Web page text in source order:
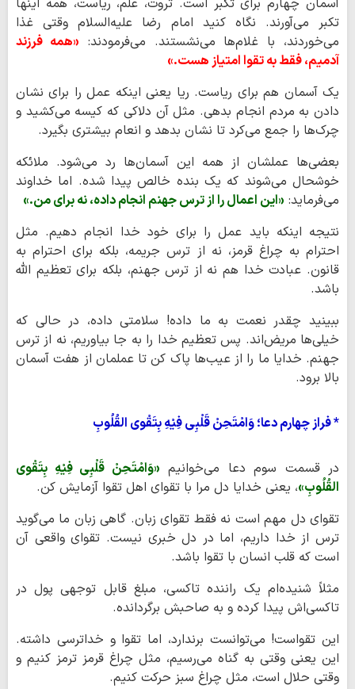
آسمان چهارم برای تکبر است. ثروت، علم، ریاست، همه اینها
تکبر می‌آورند. نگاه کنید امام رضا علیه‌السلام وقتی غذا
می‌خوردند، با غلام‌ها می‌نشستند. می‌فرمودند: «همه فرزند
آدمیم، فقط به تقوا امتیاز هست.»
یک آسمان هم برای ریاست. ریا یعنی اینکه عمل را برای نشان
دادن به مردم انجام بدهی. مثل آن دلاکی که کیسه می‌کشید و
چرک‌ها را جمع می‌کرد تا نشان بدهد و انعام بیشتری بگیرد.
بعضی‌ها عملشان از همه این آسمان‌ها رد می‌شود. ملائکه
خوشحال می‌شوند که یک بنده خالص پیدا شده. اما خداوند
می‌فرماید: «این اعمال را از ترس جهنم انجام داده، نه برای من.»
نتیجه اینکه باید عمل را برای خود خدا انجام دهیم. مثل
احترام به چراغ قرمز، نه از ترس جریمه، بلکه برای احترام به
قانون. عبادت خدا هم نه از ترس جهنم، بلکه برای تعظیم الله
باشد.
ببینید چقدر نعمت به ما داده! سلامتی داده، در حالی که
خیلی‌ها مریض‌اند. پس تعظیم خدا را به جا بیاوریم، نه از ترس
جهنم. خدایا ما را از عیب‌ها پاک کن تا عملمان از هفت آسمان
بالا برود.
* فراز چهارم دعا؛ وَامْتَحِنْ قَلْبِی فِیْهِ بِتَقْوی القُلُوبِ
در قسمت سوم دعا می‌خوانیم «وَامْتَحِنْ قَلْبِی فِیْهِ بِتَقْوی
القُلُوبِ»، یعنی خدایا دل مرا با تقوای اهل تقوا آزمایش کن.
تقوای دل مهم است نه فقط تقوای زبان. گاهی زبان ما می‌گوید
ترس از خدا داریم، اما در دل خبری نیست. تقوای واقعی آن
است که قلب انسان با تقوا باشد.
مثلاً شنیده‌ام یک راننده تاکسی، مبلغ قابل توجهی پول در
تاکسی‌اش پیدا کرده و به صاحبش برگردانده.
این تقواست! می‌توانست برندارد، اما تقوا و خداترسی داشته.
این یعنی وقتی به گناه می‌رسیم، مثل چراغ قرمز ترمز کنیم و
وقتی حلال است، مثل چراغ سبز حرکت کنیم.